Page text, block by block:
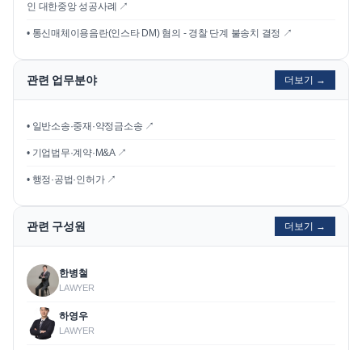
인 대한중앙 성공사례 ↗
• 통신매체이용음란(인스타 DM) 혐의 - 경찰 단계 불송치 결정 ↗
관련 업무분야 더보기 →
• 일반소송·중재·약정금소송 ↗
• 기업법무·계약·M&A ↗
• 행정·공법·인허가 ↗
관련 구성원 더보기 →
한병철
LAWYER
하영우
LAWYER